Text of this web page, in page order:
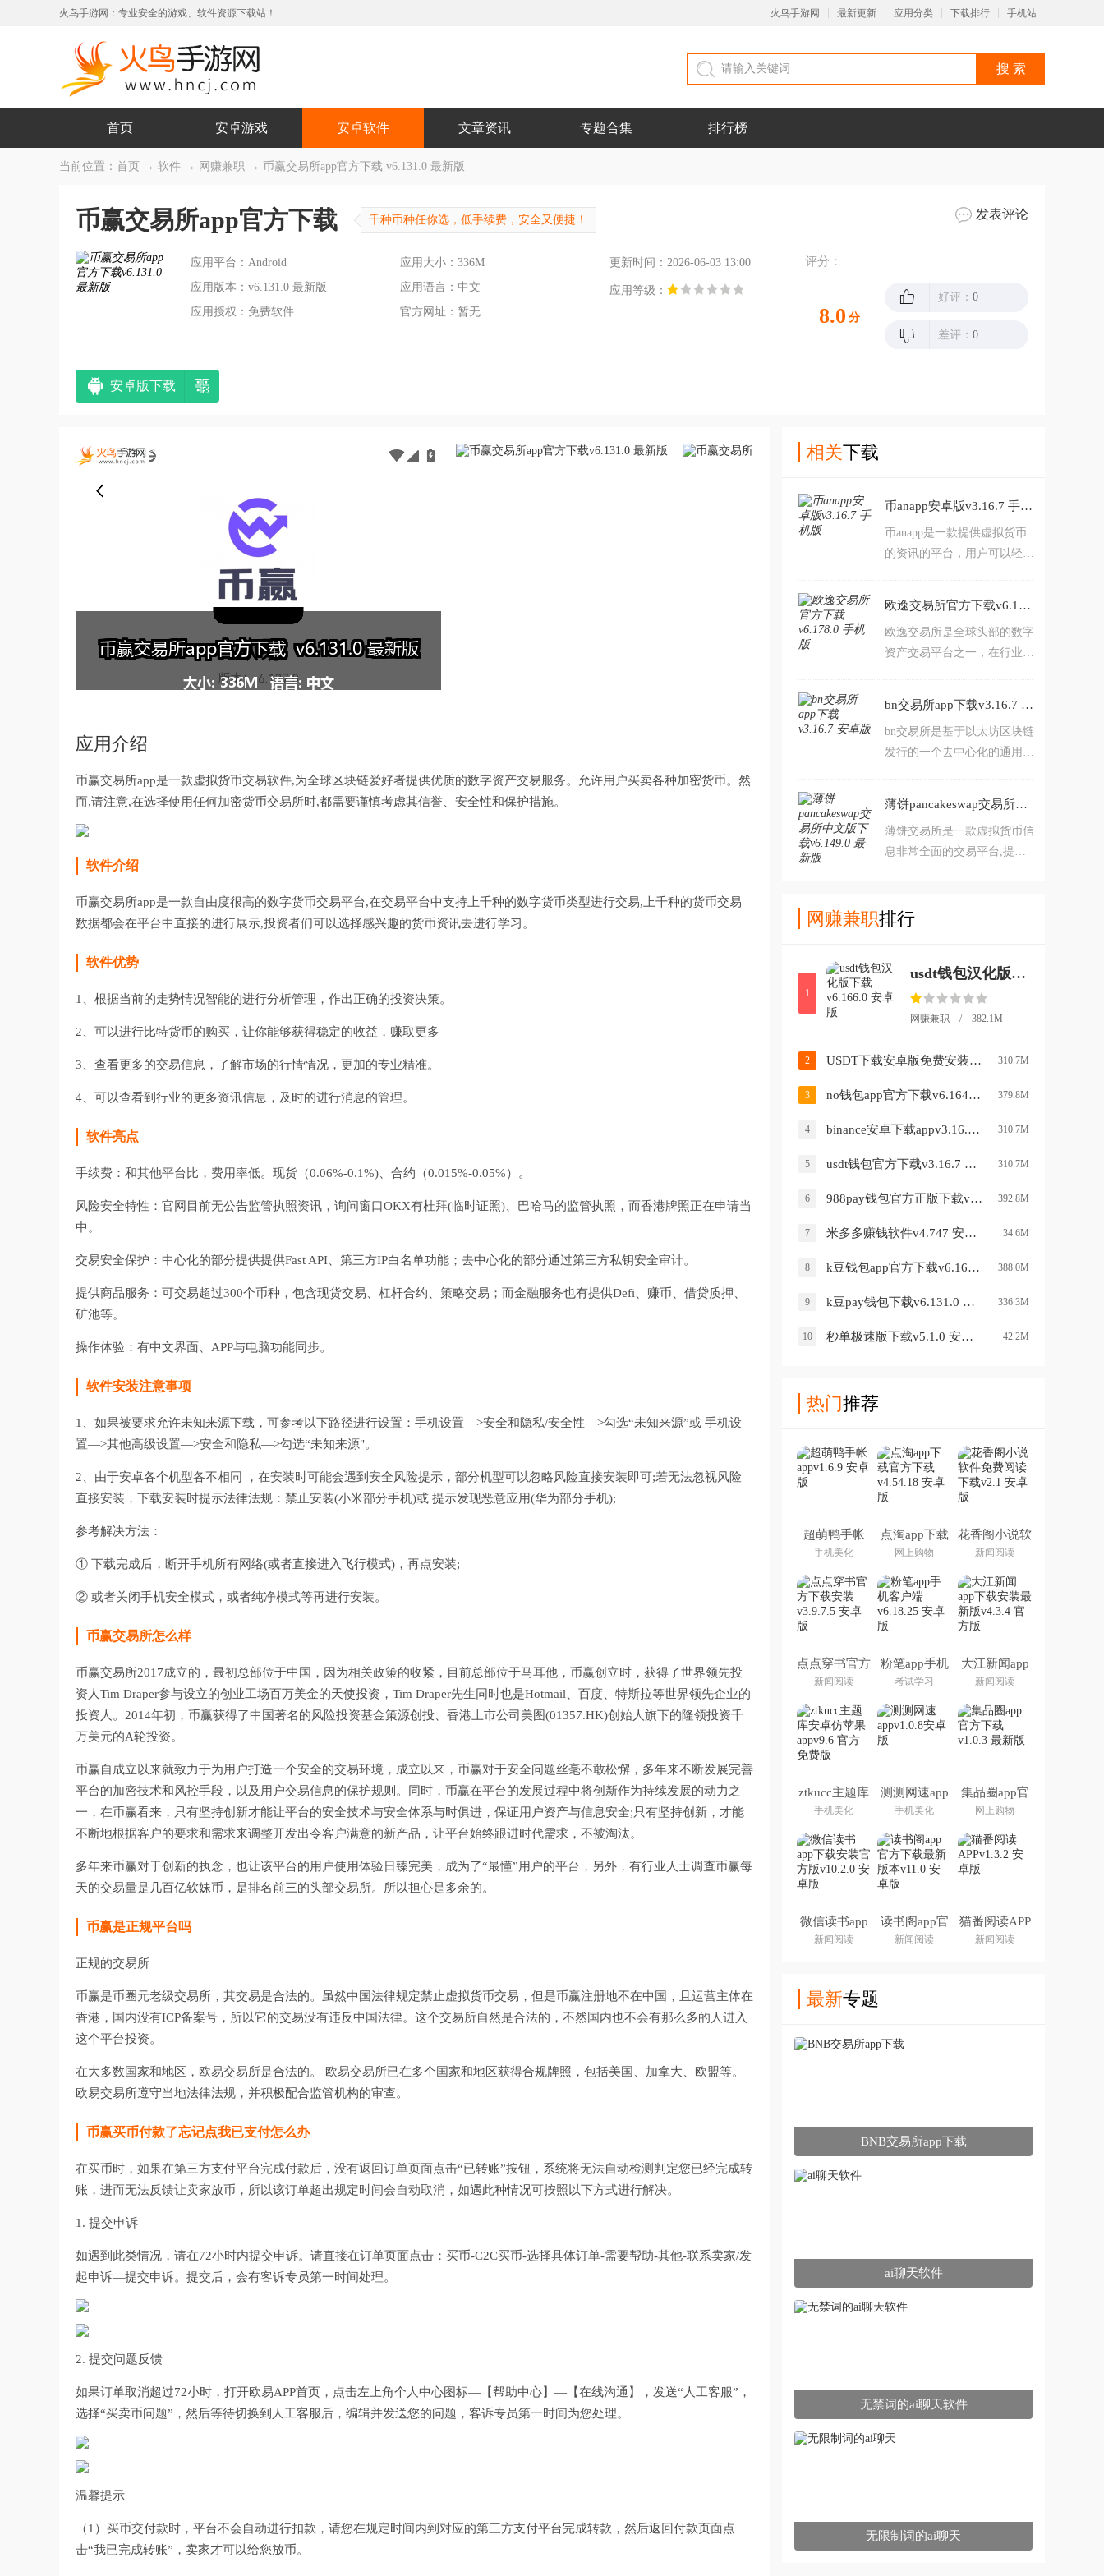
火鸟手游网：专业安全的游戏、软件资源下载站！ 火鸟手游网 最新更新 应用分类 下载排行 手机站
首页 安卓游戏 安卓软件 文章资讯 专题合集 排行榜
当前位置： 首页 → 软件 → 网赚兼职 → 币赢交易所app官方下载 v6.131.0 最新版
币赢交易所app官方下载 千种币种任你选，低手续费，安全又便捷！ 发表评论
应用平台：Android 应用大小：336M
更新时间：2026-06-03 13:00
应用版本：v6.131.0 最新版
应用语言：中文
应用等级：
应用授权：免费软件
官方网址：暂无
评分：
8.0 分
好评： 0
差评： 0
安卓版下载
应用介绍
币赢交易所app是一款虚拟货币交易软件,为全球区块链爱好者提供优质的数字资产交易服务。允许用户买卖各种加密货币。然
而,请注意,在选择使用任何加密货币交易所时,都需要谨慎考虑其信誉、安全性和保护措施。
软件介绍
币赢交易所app是一款自由度很高的数字货币交易平台,在交易平台中支持上千种的数字货币类型进行交易,上千种的货币交易
数据都会在平台中直接的进行展示,投资者们可以选择感兴趣的货币资讯去进行学习。
软件优势
1、根据当前的走势情况智能的进行分析管理，作出正确的投资决策。
2、可以进行比特货币的购买，让你能够获得稳定的收益，赚取更多
3、查看更多的交易信息，了解市场的行情情况，更加的专业精准。
4、可以查看到行业的更多资讯信息，及时的进行消息的管理。
软件亮点
手续费：和其他平台比，费用率低。现货（0.06%-0.1%)、合约（0.015%-0.05%）。
风险安全特性：官网目前无公告监管执照资讯，询问窗口OKX有杜拜(临时证照)、巴哈马的监管执照，而香港牌照正在申请当
中。
交易安全保护：中心化的部分提供提供Fast API、第三方IP白名单功能；去中心化的部分通过第三方私钥安全审计。
提供商品服务：可交易超过300个币种，包含现货交易、杠杆合约、策略交易；而金融服务也有提供Defi、赚币、借贷质押、
矿池等。
操作体验：有中文界面、APP与电脑功能同步。
软件安装注意事项
1、如果被要求允许未知来源下载，可参考以下路径进行设置：手机设置—>安全和隐私/安全性—>勾选“未知来源”或 手机设
置—>其他高级设置—>安全和隐私—>勾选“未知来源"。
2、由于安卓各个机型各不相同 ，在安装时可能会遇到安全风险提示，部分机型可以忽略风险直接安装即可;若无法忽视风险
直接安装，下载安装时提示法律法规：禁止安装(小米部分手机)或 提示发现恶意应用(华为部分手机);
参考解决方法：
① 下载完成后，断开手机所有网络(或者直接进入飞行模式)，再点安装;
② 或者关闭手机安全模式，或者纯净模式等再进行安装。
币赢交易所怎么样
币赢交易所2017成立的，最初总部位于中国，因为相关政策的收紧，目前总部位于马耳他，币赢创立时，获得了世界领先投
资人Tim Draper参与设立的创业工场百万美金的天使投资，Tim Draper先生同时也是Hotmail、百度、特斯拉等世界领先企业的
投资人。2014年初，币赢获得了中国著名的风险投资基金策源创投、香港上市公司美图(01357.HK)创始人旗下的隆领投资千
万美元的A轮投资。
币赢自成立以来就致力于为用户打造一个安全的交易环境，成立以来，币赢对于安全问题丝毫不敢松懈，多年来不断发展完善
平台的加密技术和风控手段，以及用户交易信息的保护规则。同时，币赢在平台的发展过程中将创新作为持续发展的动力之
一，在币赢看来，只有坚持创新才能让平台的安全技术与安全体系与时俱进，保证用户资产与信息安全;只有坚持创新，才能
不断地根据客户的要求和需求来调整开发出令客户满意的新产品，让平台始终跟进时代需求，不被淘汰。
多年来币赢对于创新的执念，也让该平台的用户使用体验日臻完美，成为了“最懂”用户的平台，另外，有行业人士调查币赢每
天的交易量是几百亿软妹币，是排名前三的头部交易所。所以担心是多余的。
币赢是正规平台吗
正规的交易所
币赢是币圈元老级交易所，其交易是合法的。虽然中国法律规定禁止虚拟货币交易，但是币赢注册地不在中国，且运营主体在
香港，国内没有ICP备案号，所以它的交易没有违反中国法律。这个交易所自然是合法的，不然国内也不会有那么多的人进入
这个平台投资。
在大多数国家和地区，欧易交易所是合法的。 欧易交易所已在多个国家和地区获得合规牌照，包括美国、加拿大、欧盟等。
欧易交易所遵守当地法律法规，并积极配合监管机构的审查。
币赢买币付款了忘记点我已支付怎么办
在买币时，如果在第三方支付平台完成付款后，没有返回订单页面点击“已转账”按钮，系统将无法自动检测判定您已经完成转
账，进而无法反馈让卖家放币，所以该订单超出规定时间会自动取消，如遇此种情况可按照以下方式进行解决。
1. 提交申诉
如遇到此类情况，请在72小时内提交申诉。请直接在订单页面点击：买币-C2C买币-选择具体订单-需要帮助-其他-联系卖家/发
起申诉—提交申诉。提交后，会有客诉专员第一时间处理。
2. 提交问题反馈
如果订单取消超过72小时，打开欧易APP首页，点击左上角个人中心图标—【帮助中心】—【在线沟通】，发送“人工客服”，
选择“买卖币问题”，然后等待切换到人工客服后，编辑并发送您的问题，客诉专员第一时间为您处理。
温馨提示
（1）买币交付款时，平台不会自动进行扣款，请您在规定时间内到对应的第三方支付平台完成转款，然后返回付款页面点
击“我已完成转账”，卖家才可以给您放币。
相关下载
币anapp安卓版v3.16.7 手机版
币anapp是一款提供虚拟货币
的资讯的平台，用户可以轻松
用户在便捷中完成交易，在平
稳中实现收益。喜欢的赶紧下
载安装吧。
欧逸交易所官方下载v6.178.0 手机版
欧逸交易所是全球头部的数字
资产交易平台之一，在行业具
动性的深度市场、较低的交易
手续费以及基本的安全稳定
性,这些都是其优势所在。喜
bn交易所app下载v3.16.7 安卓版
bn交易所是基于以太坊区块链
发行的一个去中心化的通用数
松的掌握最新的K图走势，喜
欢的不要错过了，赶紧下载
吧。
薄饼pancakeswap交易所中文版下载v6.149.0 最新版
薄饼交易所是一款虚拟货币信
息非常全面的交易平台,提供
构建一个自由流通的加密数字
喜欢的赶紧下载吧。
网赚兼职排行
1
usdt钱包汉化版下载v6.166.0 安卓版
网赚兼职 / 382.1M
2 USDT下载安卓版免费安装v3.16.7 手机版 310.7M
3 no钱包app官方下载v6.164.0 iOS版 379.8M
4 binance安卓下载appv3.16.7 最新版 310.7M
5 usdt钱包官方下载v3.16.7 手机版 310.7M
6 988pay钱包官方正版下载v6.149.0 手机版 392.8M
7 米多多赚钱软件v4.747 安卓版 34.6M
8 k豆钱包app官方下载v6.160.0 手机版 388.0M
9 k豆pay钱包下载v6.131.0 安卓版 336.3M
10 秒单极速版下载v5.1.0 安卓版 42.2M
热门推荐
超萌鸭手帐
app
手机美化
点淘app下载
官方下载
网上购物
花香阁小说软
件免费阅读下
载
新闻阅读
点点穿书官方
下载安装
新闻阅读
粉笔app手机
客户端
考试学习
大江新闻app
下载安装最新
版
新闻阅读
ztkucc主题库
安卓仿苹果
app
手机美化
测测网速app
手机美化
集品圈app官
方下载
网上购物
微信读书app
下载安装官方
版
新闻阅读
读书阁app官
方下载最新版
本
新闻阅读
猫番阅读APP
新闻阅读
最新专题
BNB交易所app下载
ai聊天软件
无禁词的ai聊天软件
无限制词的ai聊天